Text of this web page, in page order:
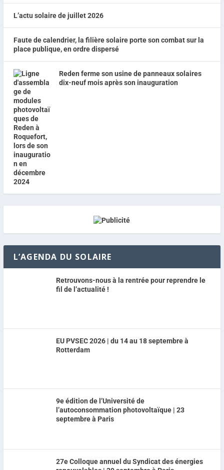
L’actu solaire de juillet 2026
Faute de calendrier, la filière solaire porte son combat sur la
place publique, en ordre dispersé
Reden ferme son usine de panneaux solaires
dix-neuf mois après son inauguration
L’AGENDA DU SOLAIRE
Retrouvons-nous à la rentrée pour reprendre le
fil de l’actualité !
EU PVSEC 2026 | du 14 au 18 septembre à
Rotterdam
9e édition de l’Université de
l’autoconsommation photovoltaïque | 23
septembre à Paris
27e Colloque annuel du Syndicat des énergies